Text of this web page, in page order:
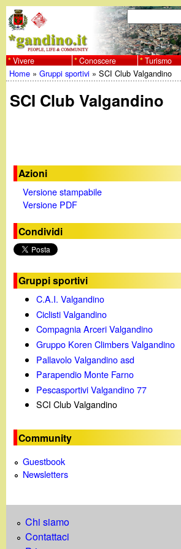
al
contenuto
principale
w
w
g
a
n
d
F
o
r
m
r
c
e
c
C
e
r
c
a
Vivere Conoscere Turismo
Tu
sei
Home »Gruppi sportivi »SCI Club Valgandino
SCI Club Valgandino
Azioni
Versione stampabile
Versione PDF
Condividi
Gruppi sportivi
C.A.I. Valgandino
Ciclisti Valgandino
Compagnia Arceri Valgandino
Gruppo Koren Climbers Valgandino
Pallavolo Valgandino asd
Parapendio Monte Farno
Pescasportivi Valgandino 77
SCI Club Valgandino
Community
Guestbook
Newsletters
Chi siamo
Contattaci